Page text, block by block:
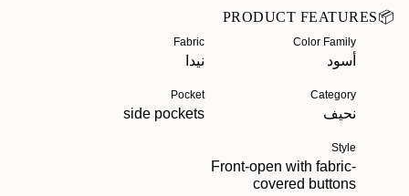
📦PRODUCT FEATURES
Color Family
أسود
Fabric
نيدا
Category
نحيف
Pocket
side pockets
Style
Front-open with fabric-
covered buttons